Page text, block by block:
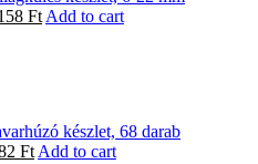
Ft Add to cart
készlet, 68 darab
Ft Add to cart